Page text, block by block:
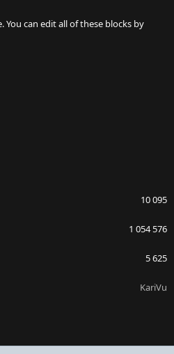
You can edit all of these blocks by
10 095
1 054 576
5 625
KariVu